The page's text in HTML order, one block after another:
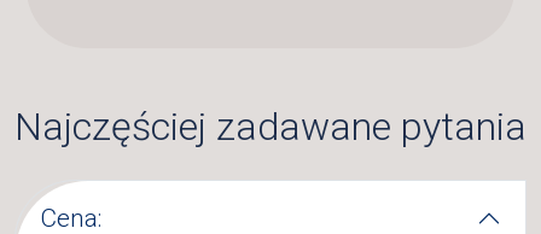
Najczęściej zadawane pytania
Cena: